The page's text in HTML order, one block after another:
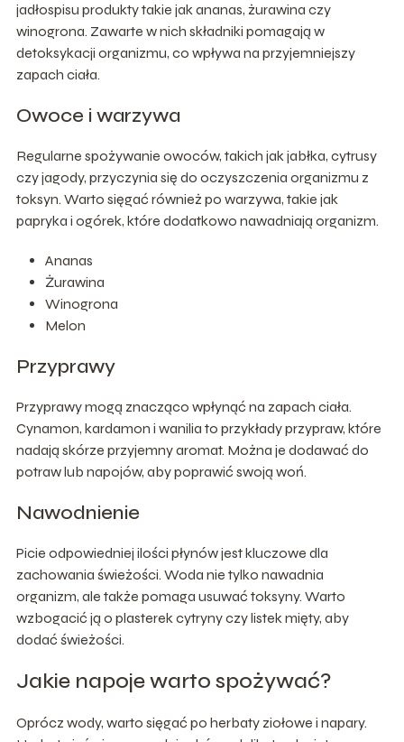
jadłospisu produkty takie jak ananas, żurawina czy
winogrona. Zawarte w nich składniki pomagają w
detoksykacji organizmu, co wpływa na przyjemniejszy
zapach ciała.
Owoce i warzywa
Regularne spożywanie owoców, takich jak jabłka, cytrusy
czy jagody, przyczynia się do oczyszczenia organizmu z
toksyn. Warto sięgać również po warzywa, takie jak
papryka i ogórek, które dodatkowo nawadniają organizm.
Ananas
Żurawina
Winogrona
Melon
Przyprawy
Przyprawy mogą znacząco wpłynąć na zapach ciała.
Cynamon, kardamon i wanilia to przykłady przypraw, które
nadają skórze przyjemny aromat. Można je dodawać do
potraw lub napojów, aby poprawić swoją woń.
Nawodnienie
Picie odpowiedniej ilości płynów jest kluczowe dla
zachowania świeżości. Woda nie tylko nawadnia
organizm, ale także pomaga usuwać toksyny. Warto
wzbogacić ją o plasterek cytryny czy listek mięty, aby
dodać świeżości.
Jakie napoje warto spożywać?
Oprócz wody, warto sięgać po herbaty ziołowe i napary.